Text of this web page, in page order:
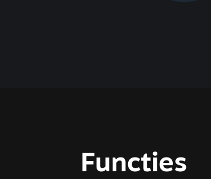
Functies